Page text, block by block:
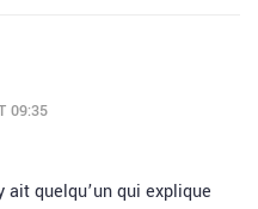
09:35
quelqu’un qui explique